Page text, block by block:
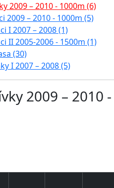
2009 – 2010 - 1000m (6)
2009 – 2010 - 1000m (5)
I 2007 – 2008 (1)
II 2005-2006 - 1500m (1)
(30)
I 2007 – 2008 (5)
2009 – 2010